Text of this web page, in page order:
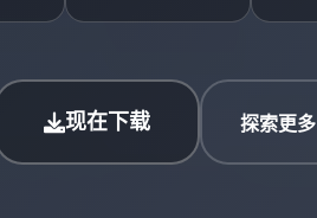
现在下载 探索更多